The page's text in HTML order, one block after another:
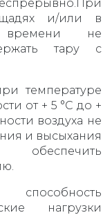
и/или в
времени не
тару с
температуре
от + 5 °С до +
воздуха не
и высыхания
нагрузки